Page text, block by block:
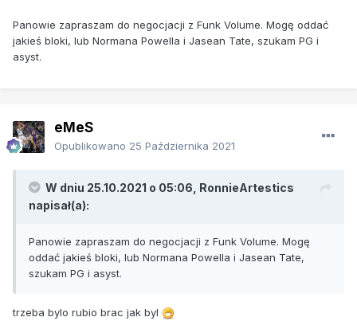
Panowie zapraszam do negocjacji z Funk Volume. Mogę oddać
jakieś bloki, lub Normana Powella i Jasean Tate, szukam PG i
asyst.
eMeS
Opublikowano 25 Października 2021
W dniu 25.10.2021 o 05:06, RonnieArtestics
napisał(a):
Panowie zapraszam do negocjacji z Funk Volume. Mogę
oddać jakieś bloki, lub Normana Powella i Jasean Tate,
szukam PG i asyst.
trzeba bylo rubio brac jak byl